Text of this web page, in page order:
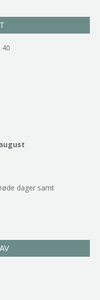
dager samt